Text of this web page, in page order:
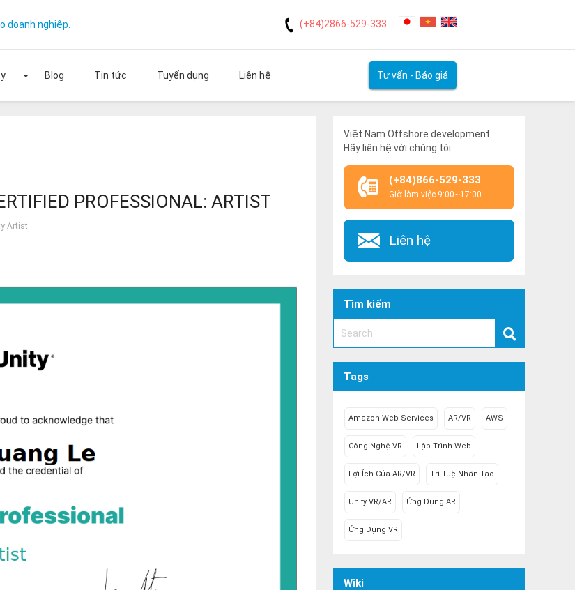
doanh nghiệp. (+84)2866-529-333
Blog Tin tức Tuyển dụng Liên hệ Tư vấn - Báo giá
PROFESSIONAL: ARTIST
Artist
Việt Nam Offshore development
Hãy liên hệ với chúng tôi
(+84)866-529-333
Giờ làm việc 9:00~17:00
Liên hệ
Tìm kiếm
Tags
Amazon Web Services AR/VR AWS
Công Nghệ VR Lập Trình Web
Lợi Ích Của AR/VR Trí Tuệ Nhân Tạo
Unity VR/AR Ứng Dụng AR
Ứng Dụng VR
Wiki
doanh nghiệp của bạn với ONETECH!
miễn phí
đến địa chỉ email bạn đã nhập, vì vậy hãy kiểm tra điều đó.